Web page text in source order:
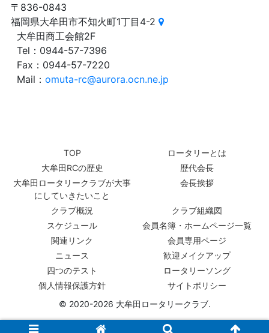
〒836-0843
福岡県大牟田市不知火町1丁目4-2
大牟田商工会館2F
Tel：0944-57-7396
Fax：0944-57-7220
Mail：omuta-rc@aurora.ocn.ne.jp
TOP
ロータリーとは
大牟田RCの歴史
歴代会長
大牟田ロータリークラブが大事
にしていきたいこと
会長挨拶
クラブ概況
クラブ組織図
スケジュール
会員名簿・ホームページ一覧
関連リンク
会員専用ページ
ニュース
歓迎メイクアップ
四つのテスト
ロータリーソング
個人情報保護方針
サイトポリシー
© 2020-2026 大牟田ロータリークラブ.